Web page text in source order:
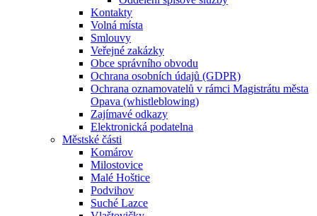
Kontakty
Volná místa
Smlouvy
Veřejné zakázky
Obce správního obvodu
Ochrana osobních údajů (GDPR)
Ochrana oznamovatelů v rámci Magistrátu města
Opava (whistleblowing)
Zajímavé odkazy
Elektronická podatelna
Městské části
Komárov
Milostovice
Malé Hoštice
Podvihov
Suché Lazce